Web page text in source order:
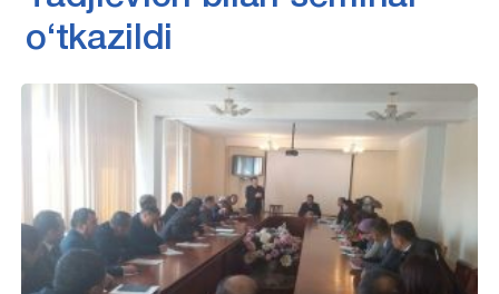
o‘tkazildi